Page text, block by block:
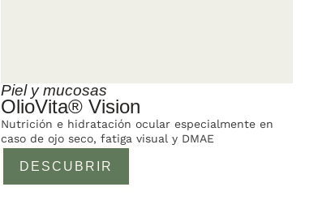
Piel y mucosas
OlioVita® Vision
DESCUBRIR
Nutrición e hidratación ocular especialmente en
caso de ojo seco, fatiga visual y DMAE